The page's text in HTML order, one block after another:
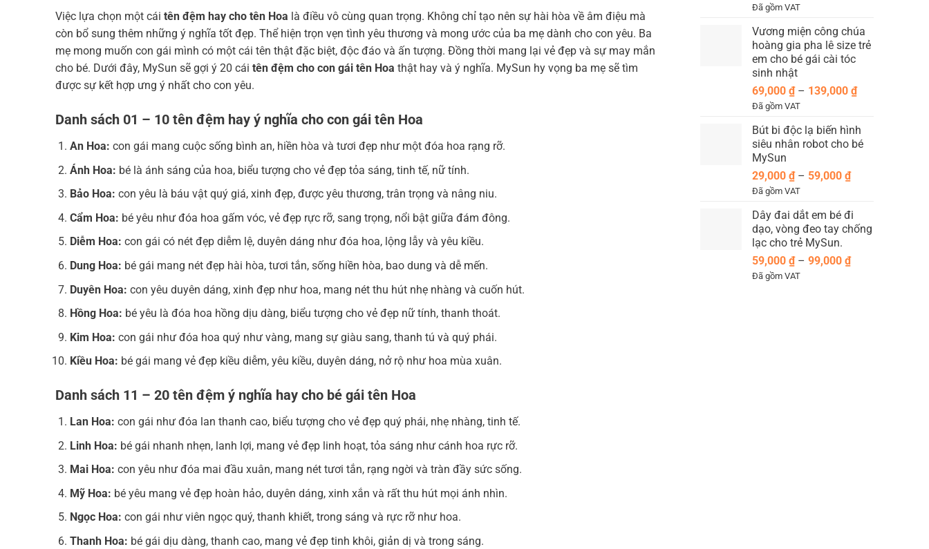
Việc lựa chọn một cái tên đệm hay cho tên Hoa là điều vô cùng quan trọng. Không chỉ tạo nên sự hài hòa về âm điệu mà
còn bổ sung thêm những ý nghĩa tốt đẹp. Thể hiện trọn vẹn tình yêu thương và mong ước của ba mẹ dành cho con yêu. Ba
mẹ mong muốn con gái mình có một cái tên thật đặc biệt, độc đáo và ấn tượng. Đồng thời mang lại vẻ đẹp và sự may mắn
cho bé. Dưới đây, MySun sẽ gợi ý 20 cái tên đệm cho con gái tên Hoa thật hay và ý nghĩa. MySun hy vọng ba mẹ sẽ tìm
được sự kết hợp ưng ý nhất cho con yêu.
Danh sách 01 – 10 tên đệm hay ý nghĩa cho con gái tên Hoa
An Hoa: con gái mang cuộc sống bình an, hiền hòa và tươi đẹp như một đóa hoa rạng rỡ.
Ánh Hoa: bé là ánh sáng của hoa, biểu tượng cho vẻ đẹp tỏa sáng, tinh tế, nữ tính.
Bảo Hoa: con yêu là báu vật quý giá, xinh đẹp, được yêu thương, trân trọng và nâng niu.
Cẩm Hoa: bé yêu như đóa hoa gấm vóc, vẻ đẹp rực rỡ, sang trọng, nổi bật giữa đám đông.
Diễm Hoa: con gái có nét đẹp diễm lệ, duyên dáng như đóa hoa, lộng lẫy và yêu kiều.
Dung Hoa: bé gái mang nét đẹp hài hòa, tươi tắn, sống hiền hòa, bao dung và dễ mến.
Duyên Hoa: con yêu duyên dáng, xinh đẹp như hoa, mang nét thu hút nhẹ nhàng và cuốn hút.
Hồng Hoa: bé yêu là đóa hoa hồng dịu dàng, biểu tượng cho vẻ đẹp nữ tính, thanh thoát.
Kim Hoa: con gái như đóa hoa quý như vàng, mang sự giàu sang, thanh tú và quý phái.
Kiều Hoa: bé gái mang vẻ đẹp kiều diễm, yêu kiều, duyên dáng, nở rộ như hoa mùa xuân.
Danh sách 11 – 20 tên đệm ý nghĩa hay cho bé gái tên Hoa
Lan Hoa: con gái như đóa lan thanh cao, biểu tượng cho vẻ đẹp quý phái, nhẹ nhàng, tinh tế.
Linh Hoa: bé gái nhanh nhẹn, lanh lợi, mang vẻ đẹp linh hoạt, tỏa sáng như cánh hoa rực rỡ.
Mai Hoa: con yêu như đóa mai đầu xuân, mang nét tươi tắn, rạng ngời và tràn đầy sức sống.
Mỹ Hoa: bé yêu mang vẻ đẹp hoàn hảo, duyên dáng, xinh xắn và rất thu hút mọi ánh nhìn.
Ngọc Hoa: con gái như viên ngọc quý, thanh khiết, trong sáng và rực rỡ như hoa.
Thanh Hoa: bé gái dịu dàng, thanh cao, mang vẻ đẹp tinh khôi, giản dị và trong sáng.
69,000 ₫
đến
Đã gồm VAT
Vương miện công chúa
hoàng gia pha lê size trẻ
em cho bé gái cài tóc
sinh nhật
69,000 ₫ – 139,000 ₫Khoảng
69,000 ₫
đến
Đã gồm VAT
Bút bi độc lạ biến hình
siêu nhân robot cho bé
MySun
29,000 ₫ – 59,000 ₫Khoảng
29,000 ₫
đến
Đã gồm VAT
Dây đai dắt em bé đi
dạo, vòng đeo tay chống
lạc cho trẻ MySun.
59,000 ₫ – 99,000 ₫Khoảng
Đã gồm VAT